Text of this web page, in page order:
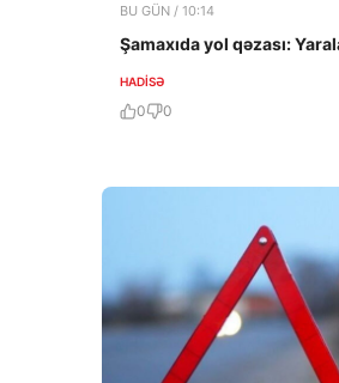
BU GÜN / 10:14
Şamaxıda yol qəzası:
HADISƏ
0 0